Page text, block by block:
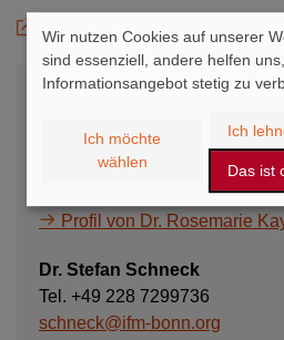
Zum Verlag
Ansprechpartner
Dr. Rosemarie Kay
Tel. +49 228 7299730
Profil von Dr. Rosemarie
Dr. Stefan Schneck
Tel. +49 228 7299736
schneck@ifm-bonn.org
Wir nutzen Cookies auf unserer
sind essenziell, andere helfen
Informationsangebot stetig zu
Ich möchte
wählen
Ich
Das ist